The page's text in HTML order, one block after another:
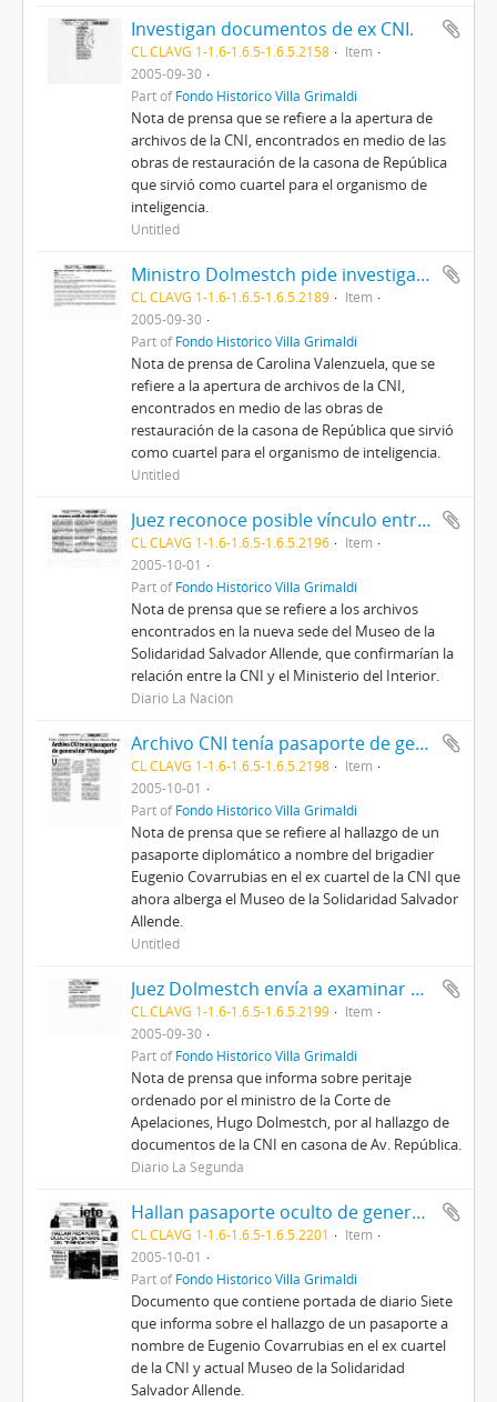
Investigan documentos de ex CNI.
CL CLAVG 1-1.6-1.6.5-1.6.5.2158
Item
2005-09-30
Part ofFondo Histórico Villa Grimaldi
Nota de prensa que se refiere a la apertura de
archivos de la CNI, encontrados en medio de las
obras de restauración de la casona de República
que sirvió como cuartel para el organismo de
inteligencia.
Untitled
Ministro Dolmestch pide investigar documentos de la CNI.
CL CLAVG 1-1.6-1.6.5-1.6.5.2189
Item
2005-09-30
Part ofFondo Histórico Villa Grimaldi
Nota de prensa de Carolina Valenzuela, que se
refiere a la apertura de archivos de la CNI,
encontrados en medio de las obras de
restauración de la casona de República que sirvió
como cuartel para el organismo de inteligencia.
Untitled
Juez reconoce posible vínculo entre CNI e Interior.
CL CLAVG 1-1.6-1.6.5-1.6.5.2196
Item
2005-10-01
Part ofFondo Histórico Villa Grimaldi
Nota de prensa que se refiere a los archivos
encontrados en la nueva sede del Museo de la
Solidaridad Salvador Allende, que confirmarían la
relación entre la CNI y el Ministerio del Interior.
Diario La Nación
Archivo CNI tenía pasaporte de general del "Piñeragate".
CL CLAVG 1-1.6-1.6.5-1.6.5.2198
Item
2005-10-01
Part ofFondo Histórico Villa Grimaldi
Nota de prensa que se refiere al hallazgo de un
pasaporte diplomático a nombre del brigadier
Eugenio Covarrubias en el ex cuartel de la CNI que
ahora alberga el Museo de la Solidaridad Salvador
Allende.
Untitled
Juez Dolmestch envía a examinar documentos atribuidos a la CNI.
CL CLAVG 1-1.6-1.6.5-1.6.5.2199
Item
2005-09-30
Part ofFondo Histórico Villa Grimaldi
Nota de prensa que informa sobre peritaje
ordenado por el ministro de la Corte de
Apelaciones, Hugo Dolmestch, por al hallazgo de
documentos de la CNI en casona de Av. República.
Diario La Segunda
Hallan pasaporte oculto de general del "Piñeragate".
CL CLAVG 1-1.6-1.6.5-1.6.5.2201
Item
2005-10-01
Part ofFondo Histórico Villa Grimaldi
Documento que contiene portada de diario Siete
que informa sobre el hallazgo de un pasaporte a
nombre de Eugenio Covarrubias en el ex cuartel
de la CNI y actual Museo de la Solidaridad
Salvador Allende.